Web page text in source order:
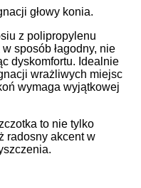
głowy konia.
z polipropylenu
sposób łagodny, nie
dyskomfortu. Idealnie
wrażliwych miejsc
wymaga wyjątkowej
to nie tylko
radosny akcent w